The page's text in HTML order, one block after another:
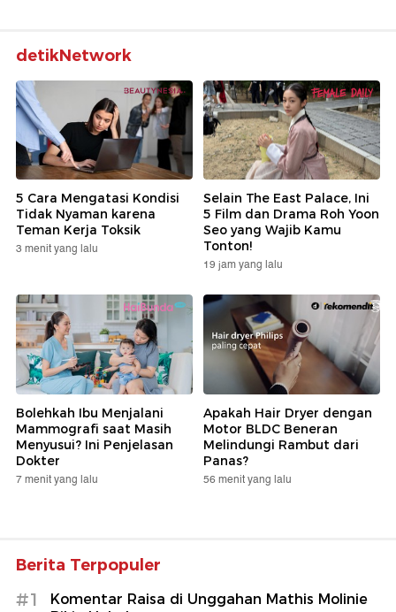
detikNetwork
5 Cara Mengatasi Kondisi
Tidak Nyaman karena
Teman Kerja Toksik
3 menit yang lalu
Selain The East Palace, Ini
5 Film dan Drama Roh Yoon
Seo yang Wajib Kamu
Tonton!
19 jam yang lalu
Bolehkah Ibu Menjalani
Mammografi saat Masih
Menyusui? Ini Penjelasan
Dokter
7 menit yang lalu
Apakah Hair Dryer dengan
Motor BLDC Beneran
Melindungi Rambut dari
Panas?
56 menit yang lalu
Berita Terpopuler
#1
Komentar Raisa di Unggahan Mathis Molinie